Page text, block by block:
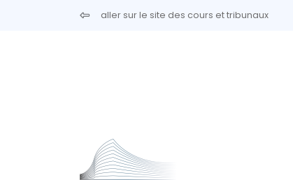
Aller au contenu principalaller sur le site des cours et tribunaux